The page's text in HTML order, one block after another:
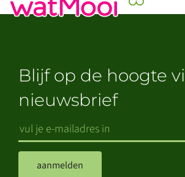
Blijf op de hoogte
nieuwsbrief
aanmelden